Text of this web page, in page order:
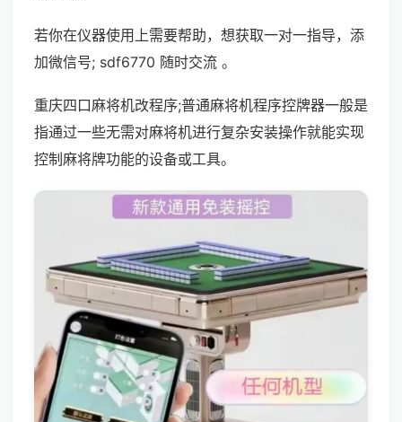
若你在仪器使用上需要帮助，想获取一对一指导，添
加微信号; sdf6770 随时交流 。
重庆四口麻将机改程序;普通麻将机程序控牌器一般是
指通过一些无需对麻将机进行复杂安装操作就能实现
控制麻将牌功能的设备或工具。